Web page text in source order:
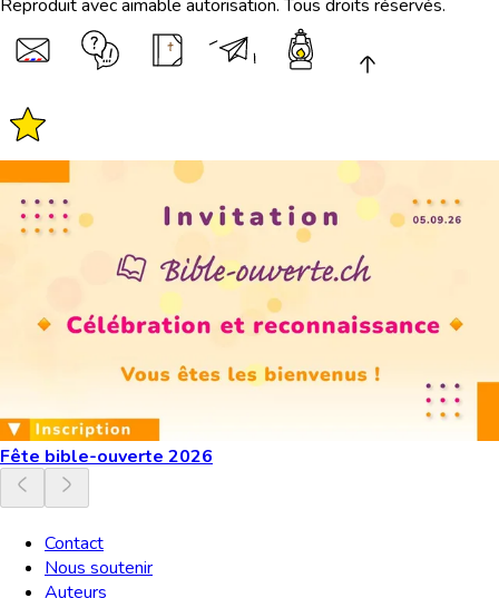
Reproduit avec aimable autorisation. Tous droits réservés.
Fête bible-ouverte 2026
Contact
Nous soutenir
Auteurs